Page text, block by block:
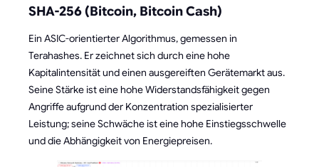
SHA-256 (Bitcoin, Bitcoin Cash)
Ein ASIC-orientierter Algorithmus, gemessen in
Terahashes. Er zeichnet sich durch eine hohe
Kapitalintensität und einen ausgereiften Gerätemarkt aus.
Seine Stärke ist eine hohe Widerstandsfähigkeit gegen
Angriffe aufgrund der Konzentration spezialisierter
Leistung; seine Schwäche ist eine hohe Einstiegsschwelle
und die Abhängigkeit von Energiepreisen.